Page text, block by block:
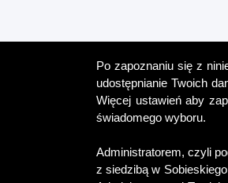
Po zapoznaniu się z
udostępnianie Twoich
Więcej ustawień aby
świadomego wyboru.
Administratorem, czyli
z siedzibą w